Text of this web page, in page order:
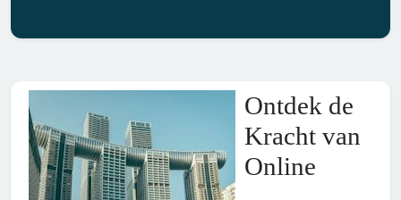
Ontdek de
Kracht van
Online